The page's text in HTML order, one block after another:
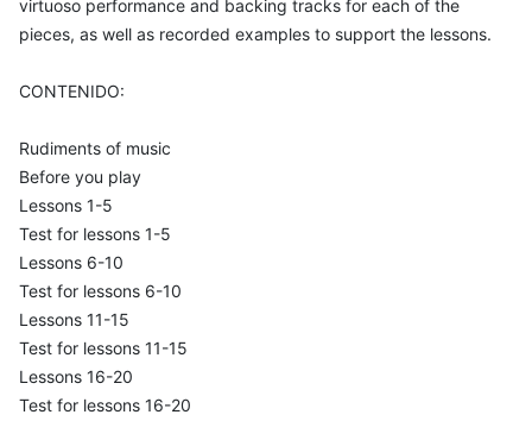
virtuoso performance and backing tracks for each of the
pieces, as well as recorded examples to support the lessons.
CONTENIDO:
Rudiments of music
Before you play
Lessons 1-5
Test for lessons 1-5
Lessons 6-10
Test for lessons 6-10
Lessons 11-15
Test for lessons 11-15
Lessons 16-20
Test for lessons 16-20